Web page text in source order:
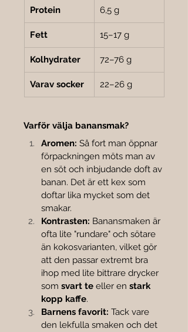
Protein 6,5 g
Fett 15–17 g
Kolhydrater 72–76 g
Varav socker 22–26 g
Varför välja banansmak?
Aromen: Så fort man öppnar
förpackningen möts man av
en söt och inbjudande doft av
banan. Det är ett kex som
doftar lika mycket som det
smakar.
Kontrasten: Banansmaken är
ofta lite "rundare" och sötare
än kokosvarianten, vilket gör
att den passar extremt bra
ihop med lite bittrare drycker
som svart te eller en stark
kopp kaffe.
Barnens favorit: Tack vare
den lekfulla smaken och det